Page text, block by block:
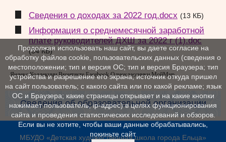
Сведения о доходах за 2022 год.docx (13 КБ)
Информация о среднемесячной заработной
плате руководителей ДХШ за 2022 г (1).doc
(34 КБ)
Яндекс.Коллекции Вконтакте Facebook Одноклассники МойМир
Сведения об образовательной организации
МБУДО «Детская художественная школа города Ельца»
Продолжая использовать наш сайт, вы даете согласие на
обработку файлов cookie, пользовательских данных (сведения о
местоположении; тип и версия ОС; тип и версия Браузера; тип
устройства и разрешение его экрана; источник откуда пришел
на сайт пользователь; с какого сайта или по какой рекламе; язык
ОС и Браузера; какие страницы открывает и на какие кнопки
нажимает пользователь; ip-адрес) в целях функционирования
сайта и проведения статистических исследований и обзоров.
Если вы не хотите, чтобы ваши данные обрабатывались,
покиньте сайт.